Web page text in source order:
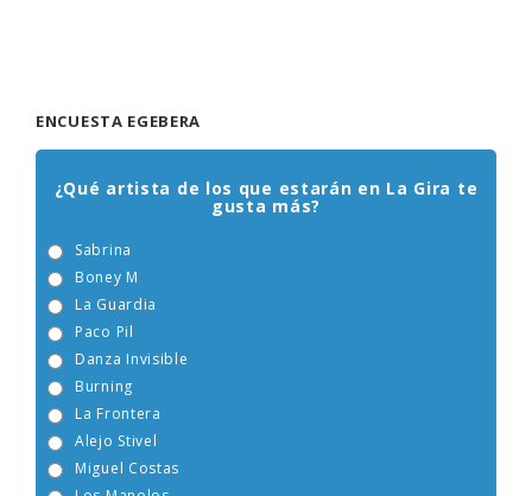
¿Qué artista de los que estarán en La Gira te
gusta más?
La Guardia
La Frontera
Alejo Stivel
Miguel Costas